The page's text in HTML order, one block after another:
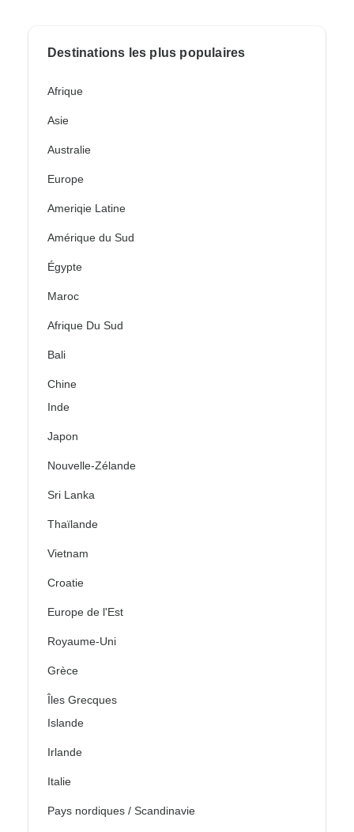
Destinations les plus populaires
Afrique
Asie
Australie
Europe
Ameriqie Latine
Amérique du Sud
Égypte
Maroc
Afrique Du Sud
Bali
Chine
Inde
Japon
Nouvelle-Zélande
Sri Lanka
Thaïlande
Vietnam
Croatie
Europe de l'Est
Royaume-Uni
Grèce
Îles Grecques
Islande
Irlande
Italie
Pays nordiques / Scandinavie